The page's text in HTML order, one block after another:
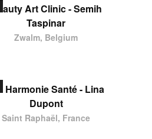
Art Clinic - Semih
Taspinar
Zwalm, Belgium
Harmonie Santé - Lina
Dupont
Saint Raphaël, France